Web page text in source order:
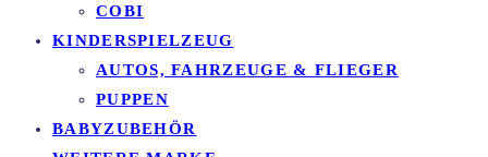
COBI
KINDERSPIELZEUG
AUTOS, FAHRZEUGE & FLIEGER
PUPPEN
BABYZUBEHÖR